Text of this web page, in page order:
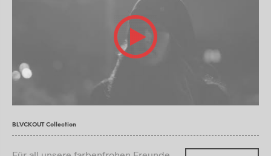
BLVCKOUT Collection